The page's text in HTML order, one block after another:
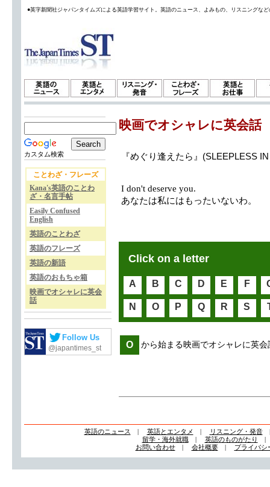
●英字新聞社ジャパンタイムズによる英語学習サイト。英語のニュース、よみもの、リスニングな
カスタム検索
ことわざ・フレーズ
Kana's英語のことわ
ざ・名言手帖
Easily Confused
English
英語のことわざ
英語のフレーズ
英語の新語
英語のおもちゃ箱
映画でオシャレに英会
話
Follow Us
@japantimes_st
映画でオシャレに英会話
『めぐり逢えたら』(SLEEPLESS
I don't deserve you.
あなたは私にはもったいないわ。
Click on a letter
A B C D E F
N O P Q R S
O から始まる映画でオシャレに英会
英語のニュース | 英語とエンタメ | リスニング・発音
留学・海外就職| 英語のものがたり
お問い合わせ| 会社概要| プライバシ